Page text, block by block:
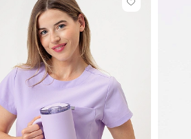
Kliknutím